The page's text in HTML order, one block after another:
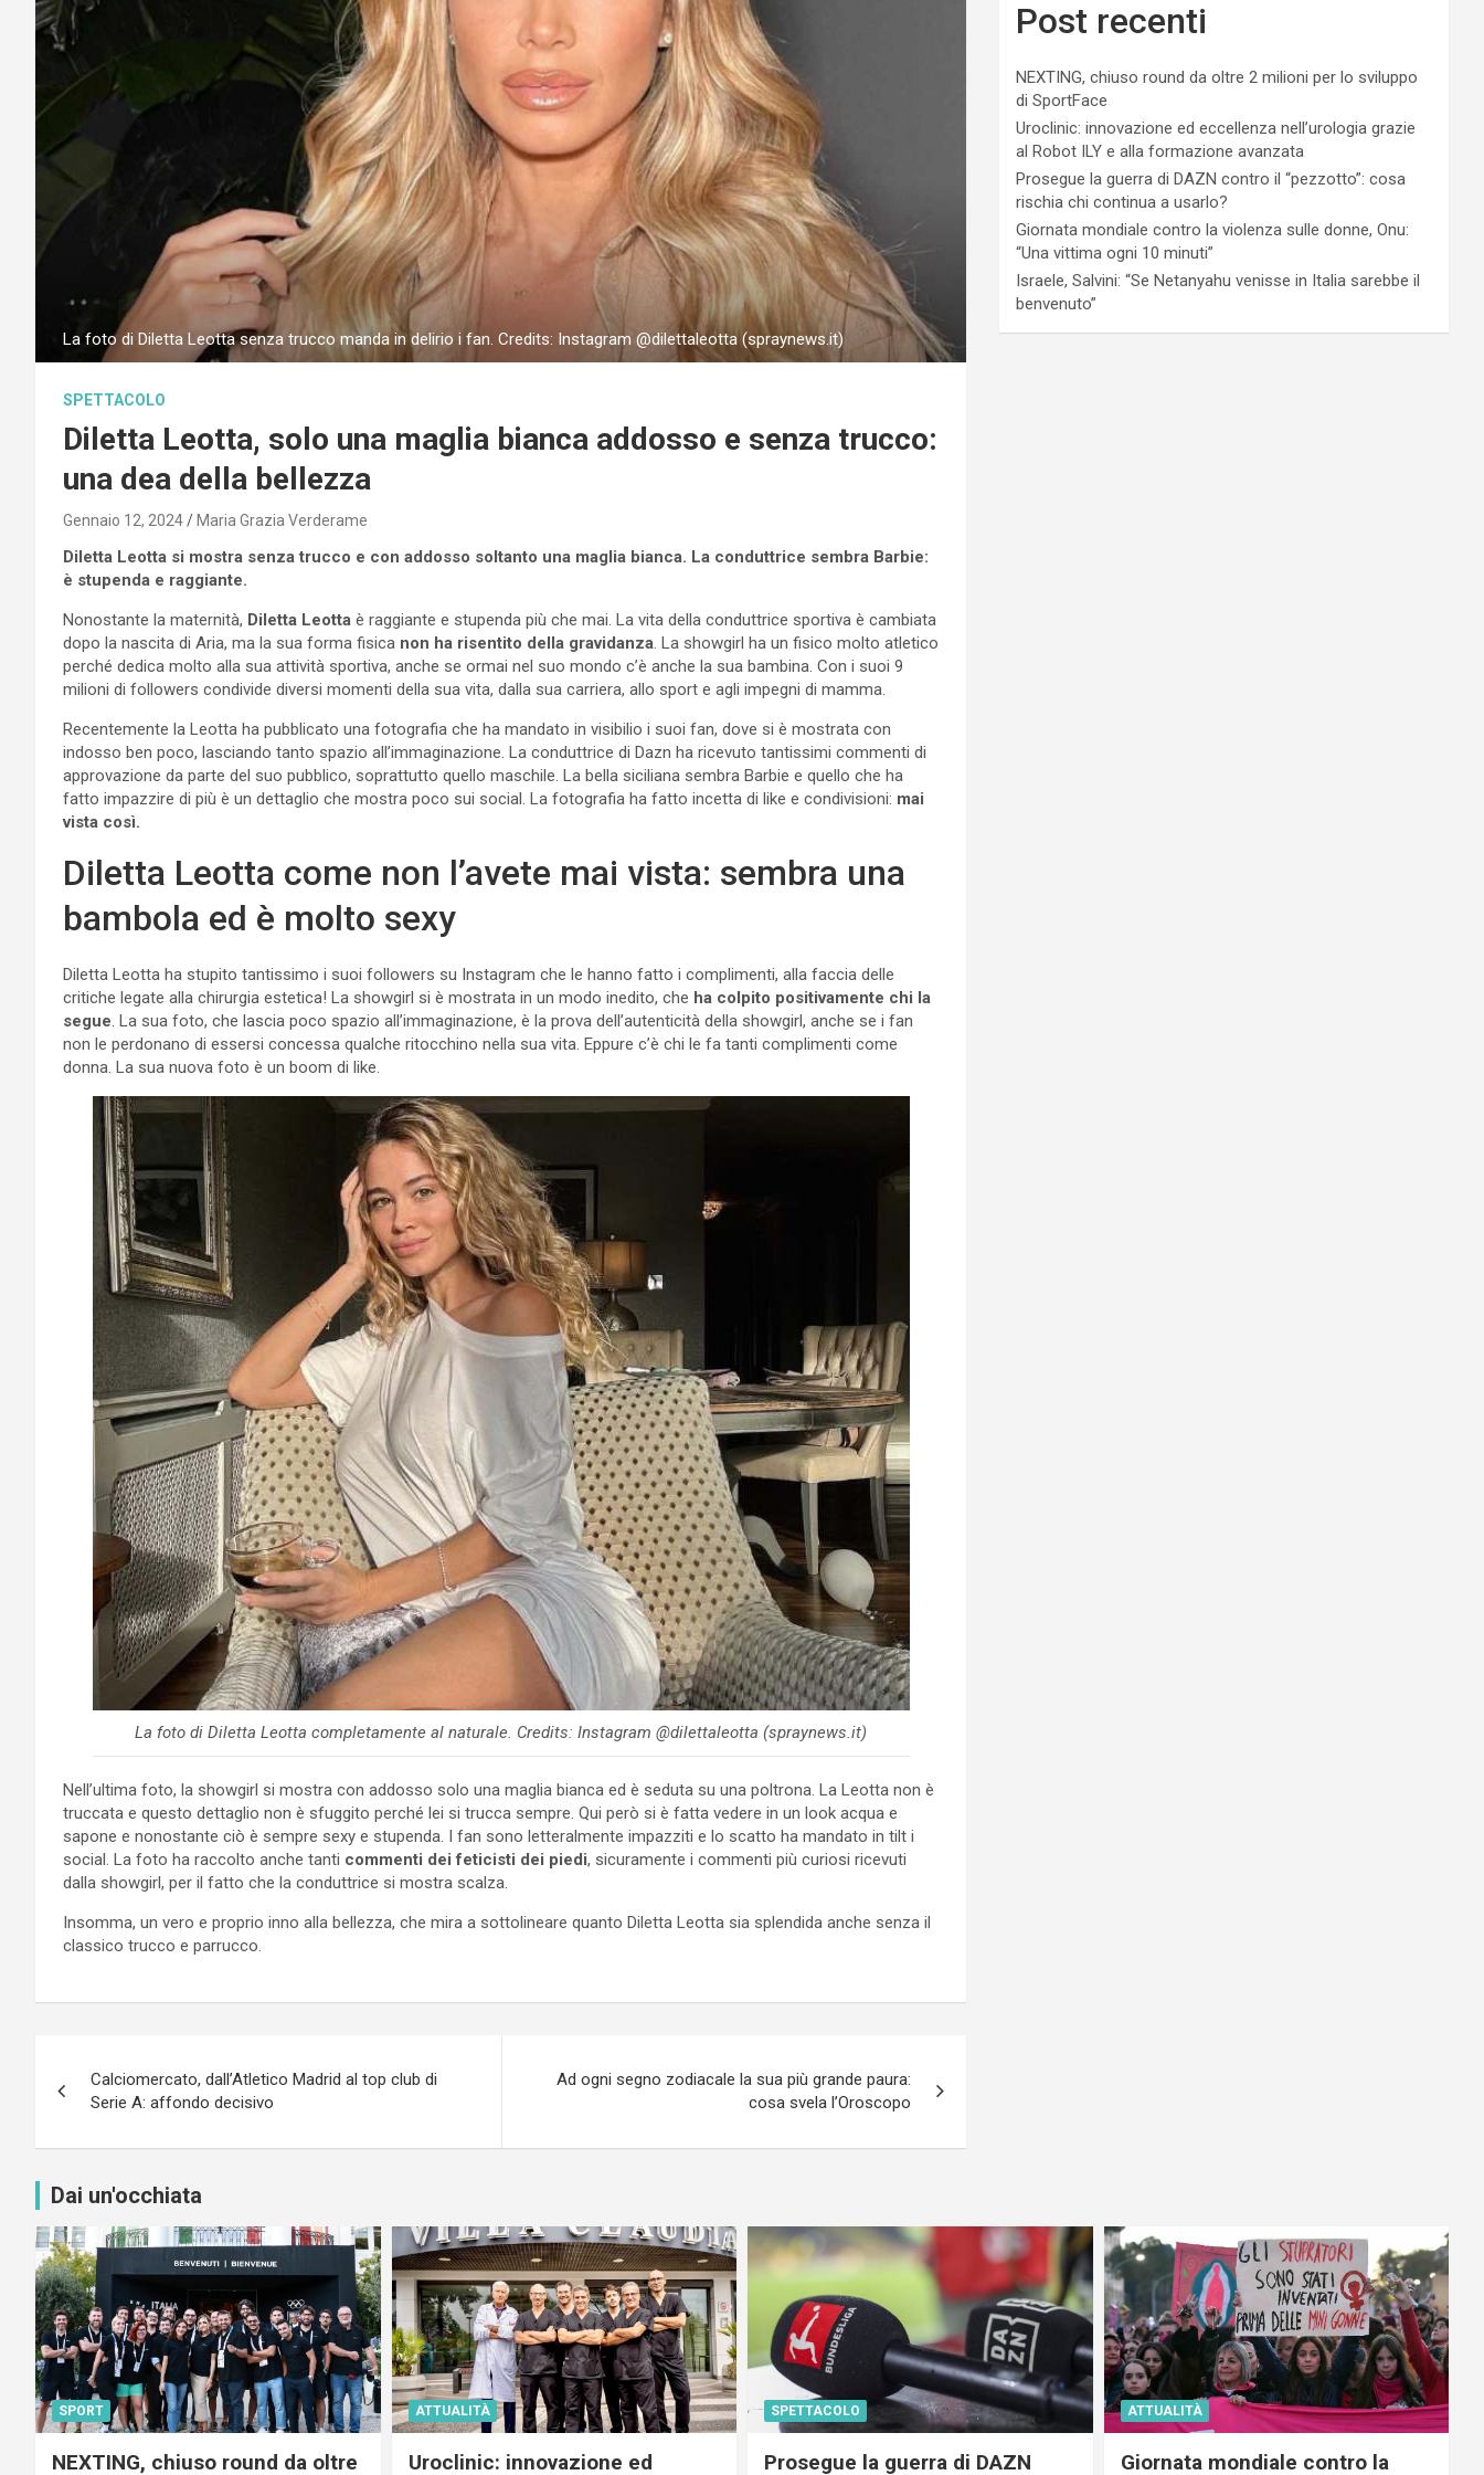
La foto di Diletta Leotta senza trucco manda in delirio i fan. Credits: Instagram @dilettaleotta (spraynews.it)
SPETTACOLO
Diletta Leotta, solo una maglia bianca addosso e senza trucco:
una dea della bellezza
Gennaio 12, 2024 Maria Grazia Verderame
Diletta Leotta si mostra senza trucco e con addosso soltanto una maglia bianca. La conduttrice sembra Barbie:
è stupenda e raggiante.
Nonostante la maternità, Diletta Leotta è raggiante e stupenda più che mai. La vita della conduttrice sportiva è cambiata
dopo la nascita di Aria, ma la sua forma fisica non ha risentito della gravidanza . La showgirl ha un fisico molto atletico
perché dedica molto alla sua attività sportiva, anche se ormai nel suo mondo c’è anche la sua bambina. Con i suoi 9
milioni di followers condivide diversi momenti della sua vita, dalla sua carriera, allo sport e agli impegni di mamma.
Recentemente la Leotta ha pubblicato una fotografia che ha mandato in visibilio i suoi fan, dove si è mostrata con
indosso ben poco, lasciando tanto spazio all’immaginazione. La conduttrice di Dazn ha ricevuto tantissimi commenti di
approvazione da parte del suo pubblico, soprattutto quello maschile. La bella siciliana sembra Barbie e quello che ha
fatto impazzire di più è un dettaglio che mostra poco sui social. La fotografia ha fatto incetta di like e condivisioni: mai
vista così.
Diletta Leotta come non l’avete mai vista: sembra una
bambola ed è molto sexy
Diletta Leotta ha stupito tantissimo i suoi followers su Instagram che le hanno fatto i complimenti, alla faccia delle
critiche legate alla chirurgia estetica! La showgirl si è mostrata in un modo inedito, che ha colpito positivamente chi la
segue . La sua foto, che lascia poco spazio all’immaginazione, è la prova dell’autenticità della showgirl, anche se i fan
non le perdonano di essersi concessa qualche ritocchino nella sua vita. Eppure c’è chi le fa tanti complimenti come
donna. La sua nuova foto è un boom di like.
La foto di Diletta Leotta completamente al naturale. Credits: Instagram @dilettaleotta (spraynews.it)
Nell’ultima foto, la showgirl si mostra con addosso solo una maglia bianca ed è seduta su una poltrona. La Leotta non è
truccata e questo dettaglio non è sfuggito perché lei si trucca sempre. Qui però si è fatta vedere in un look acqua e
sapone e nonostante ciò è sempre sexy e stupenda. I fan sono letteralmente impazziti e lo scatto ha mandato in tilt i
social. La foto ha raccolto anche tanti commenti dei feticisti dei piedi, sicuramente i commenti più curiosi ricevuti
dalla showgirl, per il fatto che la conduttrice si mostra scalza.
Insomma, un vero e proprio inno alla bellezza, che mira a sottolineare quanto Diletta Leotta sia splendida anche senza il
classico trucco e parrucco.
articoli
Calciomercato, dall’Atletico Madrid al top club di
Serie A: affondo decisivo
Ad ogni segno zodiacale la sua più grande paura:
cosa svela l’Oroscopo
Post recenti
NEXTING, chiuso round da oltre 2 milioni per lo sviluppo
di SportFace
Uroclinic: innovazione ed eccellenza nell’urologia grazie
al Robot ILY e alla formazione avanzata
Prosegue la guerra di DAZN contro il “pezzotto”: cosa
rischia chi continua a usarlo?
Giornata mondiale contro la violenza sulle donne, Onu:
“Una vittima ogni 10 minuti”
Israele, Salvini: “Se Netanyahu venisse in Italia sarebbe il
benvenuto”
Dai un'occhiata
SPORT
NEXTING, chiuso round da oltre
ATTUALITÀ
Uroclinic: innovazione ed
SPETTACOLO
Prosegue la guerra di DAZN
ATTUALITÀ
Giornata mondiale contro la